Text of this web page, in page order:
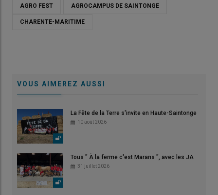
AGRO FEST AGROCAMPUS DE SAINTONGE
CHARENTE-MARITIME
VOUS AIMEREZ AUSSI
La Fête de la Terre s'invite en Haute-Saintonge
10 août 2026
Tous " À la ferme c'est Marans ", avec les JA
31 juillet 2026